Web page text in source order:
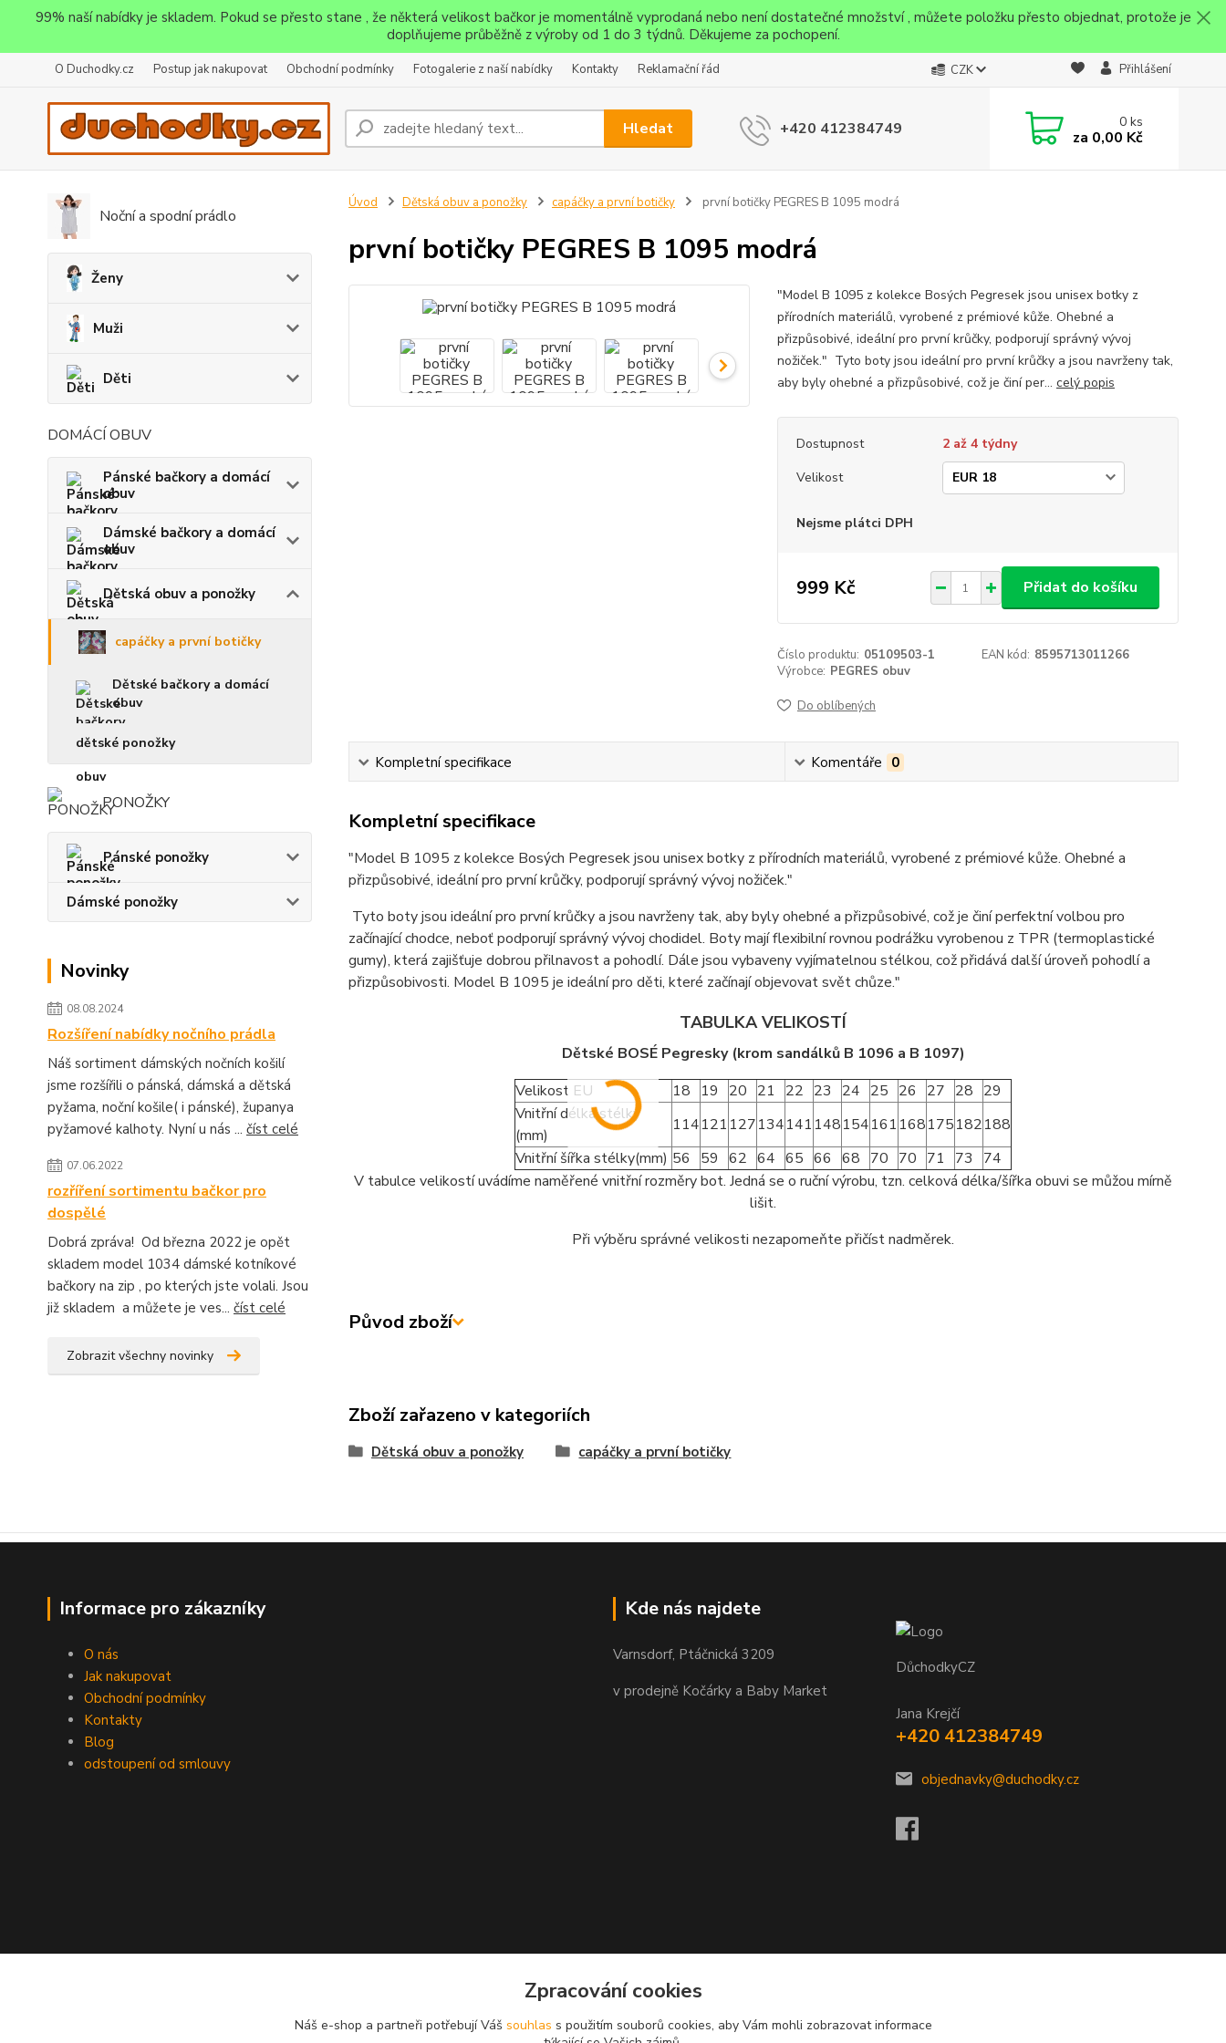
99% naší nabídky je skladem. Pokud se přesto stane , že některá velikost bačkor je momentálně vyprodaná nebo není dostatečné množství , můžete položku přesto objednat, protože je
doplňujeme průběžně z výroby od 1 do 3 týdnů. Děkujeme za pochopení.
O Duchodky.cz Postup jak nakupovat Obchodní podmínky Fotogalerie z naší nabídky Kontakty Reklamační řád CZK Přihlášení
Hledat +420 412384749 0ks
za 0,00 Kč
Noční a spodní prádlo
Ženy
Muži
Děti
DOMÁCÍ OBUV
Pánské bačkory a domácí
obuv
Dámské bačkory a domácí
obuv
Dětská obuv a ponožky
capáčky a první botičky
Dětské bačkory a domácí
obuv
dětské ponožky
PONOŽKY
Pánské ponožky
Dámské ponožky
Novinky
08.08.2024
Rozšíření nabídky nočního prádla
Náš sortiment dámských nočních košilí
jsme rozšířili o pánská, dámská a dětská
pyžama, noční košile( i pánské), županya
pyžamové kalhoty. Nyní u nás ... číst celé
07.06.2022
rozříření sortimentu bačkor pro
dospělé
Dobrá zpráva! Od března 2022 je opět
skladem model 1034 dámské kotníkové
bačkory na zip , po kterých jste volali. Jsou
již skladem a můžete je ves... číst celé
Zobrazit všechny novinky
Úvod Dětská obuv a ponožky capáčky a první botičky první botičky PEGRES B 1095 modrá
první botičky PEGRES B 1095 modrá
"Model B 1095 z kolekce Bosých Pegresek jsou unisex botky z
přírodních materiálů, vyrobené z prémiové kůže. Ohebné a
přizpůsobivé, ideální pro první krůčky, podporují správný vývoj
nožiček." Tyto boty jsou ideální pro první krůčky a jsou navrženy tak,
aby byly ohebné a přizpůsobivé, což je činí per... celý popis
Dostupnost
2 až 4 týdny
Velikost
Nejsme plátci DPH
999 Kč Přidat do košíku
Číslo produktu: 05109503-1 EAN kód: 8595713011266
Výrobce: PEGRES obuv
Do oblíbených
Kompletní specifikace Komentáře 0
Kompletní specifikace
"Model B 1095 z kolekce Bosých Pegresek jsou unisex botky z přírodních materiálů, vyrobené z prémiové kůže. Ohebné a
přizpůsobivé, ideální pro první krůčky, podporují správný vývoj nožiček."
Tyto boty jsou ideální pro první krůčky a jsou navrženy tak, aby byly ohebné a přizpůsobivé, což je činí perfektní volbou pro
začínající chodce, neboť podporují správný vývoj chodidel. Boty mají flexibilní rovnou podrážku vyrobenou z TPR (termoplastické
gumy), která zajišťuje dobrou přilnavost a pohodlí. Dále jsou vybaveny vyjímatelnou stélkou, což přidává další úroveň pohodlí a
přizpůsobivosti. Model B 1095 je ideální pro děti, které začínají objevovat svět chůze."
TABULKA VELIKOSTÍ
Dětské BOSÉ Pegresky (krom sandálků B 1096 a B 1097)
Velikost EU
18 19 20 21 22 23 24 25 26 27 28 29
Vnitřní délka stélky
(mm)
114121 127134141 148154161 168175182188
Vnitřní šířka stélky(mm) 56 59 62 64 65 66 68 70 70 71 73
74
V tabulce velikostí uvádíme naměřené vnitřní rozměry bot. Jedná se o ruční výrobu, tzn. celková délka/šířka obuvi se můžou mírně
lišit.
Při výběru správné velikosti nezapomeňte přičíst nadměrek.
Původ zboží
Zboží zařazeno v kategoriích
Dětská obuv a ponožky capáčky a první botičky
Informace pro zákazníky
O nás
Jak nakupovat
Obchodní podmínky
Kontakty
Blog
odstoupení od smlouvy
Kde nás najdete
Varnsdorf, Ptáčnická 3209
v prodejně Kočárky a Baby Market
DůchodkyCZ
Jana Krejčí
+420 412384749
objednavky@duchodky.cz
Zpracování cookies
Náš e-shop a partneři potřebují Váš souhlas s použitím souborů cookies, aby Vám mohli zobrazovat informace